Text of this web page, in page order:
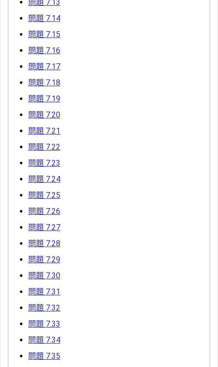
問題 7.13
問題 7.14
問題 7.15
問題 7.16
問題 7.17
問題 7.18
問題 7.19
問題 7.20
問題 7.21
問題 7.22
問題 7.23
問題 7.24
問題 7.25
問題 7.26
問題 7.27
問題 7.28
問題 7.29
問題 7.30
問題 7.31
問題 7.32
問題 7.33
問題 7.34
問題 7.35